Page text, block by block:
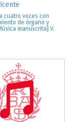
cuatro voces con
de órgano y
manuscrita] V.